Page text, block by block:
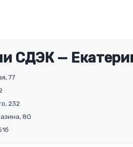
СДЭК —
77
232
80